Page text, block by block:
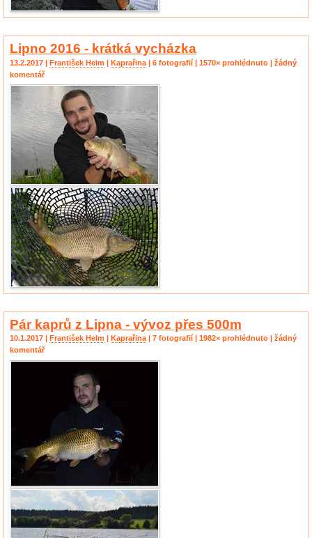
Lipno 2016 - krátká vycházka
13.2.2017 | František Helm | Kaprařina | 6 fotografií | 1570× prohlédnuto | žádný
komentář
Pár kaprů z Lipna - vývoz přes 500m
10.1.2017 | František Helm Kaprařina | 7 fotografií | 1982× prohlédnuto | žádný
komentář